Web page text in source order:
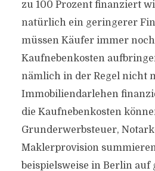
zu 100 Prozent finanziert
natürlich ein geringerer
müssen Käufer immer
Kaufnebenkosten
nämlich in der Regel nicht
Immobiliendarlehen
die Kaufnebenkosten
Grunderwerbsteuer,
Maklerprovision
beispielsweise in Berlin auf